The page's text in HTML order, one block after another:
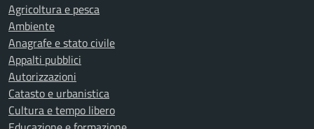
Agricoltura e pesca
Ambiente
Anagrafe e stato civile
Appalti pubblici
Autorizzazioni
Catasto e urbanistica
Cultura e tempo libero